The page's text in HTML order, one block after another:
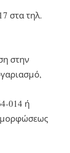
στα τηλ.
στην
014 ή